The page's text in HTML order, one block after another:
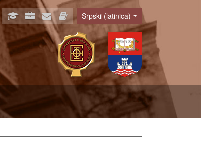
Language
Srpski (latinica)